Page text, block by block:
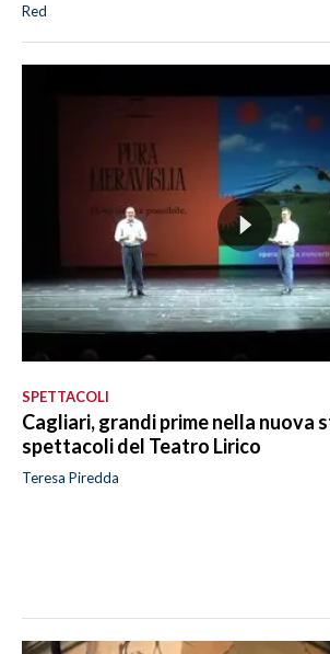
Red
SPETTACOLI
Cagliari, grandi prime nella nuova
spettacoli del Teatro Lirico
Teresa Piredda